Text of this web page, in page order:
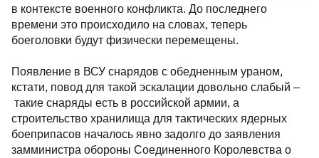
в контексте военного конфликта. До последнего
времени это происходило на словах, теперь
боеголовки будут физически перемещены.
Появление в ВСУ снарядов с обедненным ураном,
кстати, повод для такой эскалации довольно слабый –
такие снаряды есть в российской армии, а
строительство хранилища для тактических ядерных
боеприпасов началось явно задолго до заявления
замминистра обороны Соединенного Королевства о